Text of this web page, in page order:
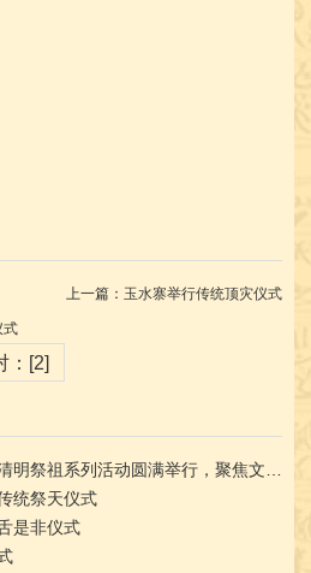
上一篇： 玉水寨举行传统顶灾仪式
式
：[2]
祭祖系列活动圆满举行，聚焦文化传承
统祭天仪式
是非仪式